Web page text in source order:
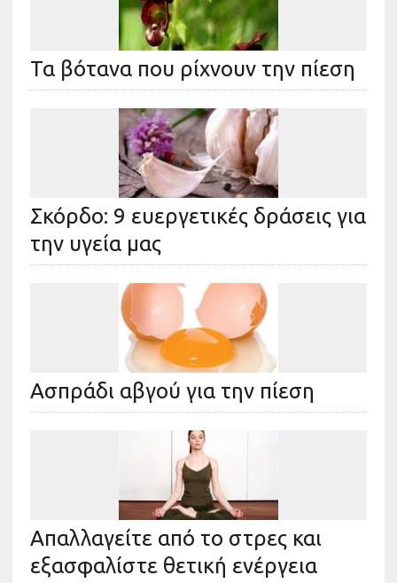
Τα βότανα που ρίχνουν την πίεση
Σκόρδο: 9 ευεργετικές δράσεις για
την υγεία μας
Ασπράδι αβγού για την πίεση
Απαλλαγείτε από το στρες και
εξασφαλίστε θετική ενέργεια